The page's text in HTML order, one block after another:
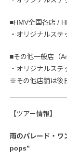
■HMV全国各店 /
・オリジナルステ
■その他一般店（
・オリジナルステ
※その他店舗は後
【ツアー情報】
雨のパレード・
pops”